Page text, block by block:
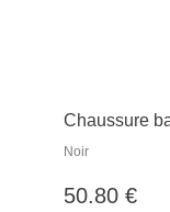
Chaussure
Noir
50.80 €